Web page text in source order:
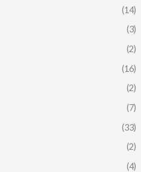
(14)
(3)
(2)
(16)
(2)
(7)
(33)
(2)
(4)